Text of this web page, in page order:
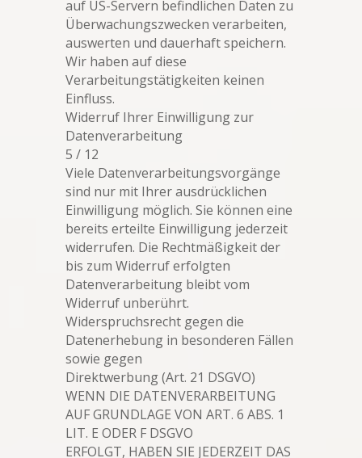
auf US-Servern befindlichen Daten zu
Überwachungszwecken verarbeiten,
auswerten und dauerhaft speichern.
Wir haben auf diese
Verarbeitungstätigkeiten keinen
Einfluss.
Widerruf Ihrer Einwilligung zur
Datenverarbeitung
5 / 12
Viele Datenverarbeitungsvorgänge
sind nur mit Ihrer ausdrücklichen
Einwilligung möglich. Sie können eine
bereits erteilte Einwilligung jederzeit
widerrufen. Die Rechtmäßigkeit der
bis zum Widerruf erfolgten
Datenverarbeitung bleibt vom
Widerruf unberührt.
Widerspruchsrecht gegen die
Datenerhebung in besonderen Fällen
sowie gegen
Direktwerbung (Art. 21 DSGVO)
WENN DIE DATENVERARBEITUNG
AUF GRUNDLAGE VON ART. 6 ABS. 1
LIT. E ODER F DSGVO
ERFOLGT, HABEN SIE JEDERZEIT DAS